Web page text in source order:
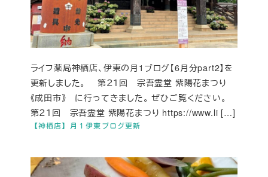
【神栖店】月１伊東ブログ更新
ライフ薬局神栖店、伊東の月1ブログ【6月分part2】を
更新しました。 第２１回 宗吾霊堂 紫陽花まつり
《成田市》 に行ってきました。 ぜひご覧ください。
第２１回 宗吾霊堂 紫陽花まつり https://www.li […]